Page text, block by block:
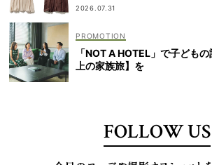
2026.07.31
「NOT A HOTEL」で子ども
上の家族旅】を
FOLLOW US